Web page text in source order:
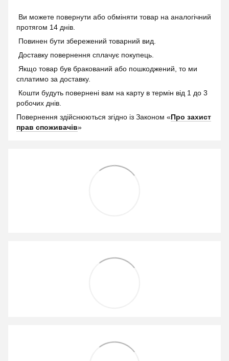
Ви можете повернути або обміняти товар на аналогічний
протягом 14 днів.
Повинен бути збережений товарний вид.
Доставку повернення сплачує покупець.
Якщо товар був бракований або пошкоджений, то ми
сплатимо за доставку.
Кошти будуть повернені вам на карту в термін від 1 до 3
робочих днів.
Повернення здійснюються згідно із Законом «Про захист
прав споживачів»